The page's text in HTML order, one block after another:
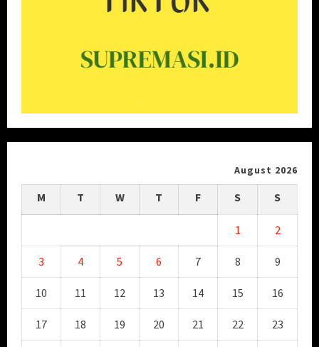
August 2026
M T W T F S S
1 2
3 4 5 6 7 8 9
10 11 12 13 14 15 16
17 18 19 20 21 22 23